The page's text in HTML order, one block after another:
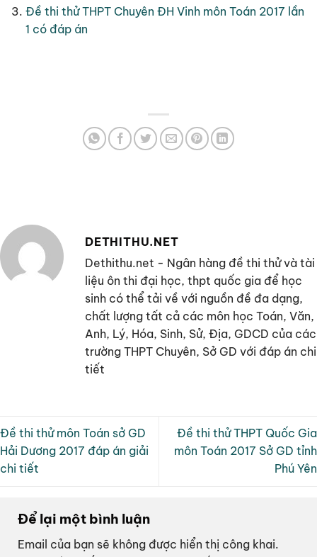
Đề thi thử THPT Chuyên ĐH Vinh môn Toán 2017 lần
1 có đáp án
DETHITHU.NET
Dethithu.net - Ngân hàng đề thi thử và tài
liệu ôn thi đại học, thpt quốc gia để học
sinh có thể tải về với nguồn đề đa dạng,
chất lượng tất cả các môn học Toán, Văn,
Anh, Lý, Hóa, Sinh, Sử, Địa, GDCD của các
trường THPT Chuyên, Sở GD với đáp án chi
tiết
Đề thi thử môn Toán sở GD
Hải Dương 2017 đáp án giải
chi tiết
Đề thi thử THPT Quốc Gia
môn Toán 2017 Sở GD tỉnh
Phú Yên
Để lại một bình luận
Email của bạn sẽ không được hiển thị công khai.